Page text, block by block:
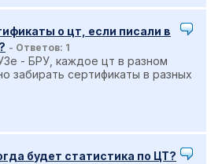
о цт, если писали в
- Ответов: 1
- БРУ, каждое цт в разном
забирать сертификаты в разных
будет статистика по ЦТ?